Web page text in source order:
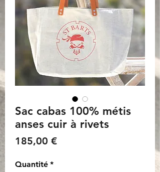
Sac cabas 100% métis
anses cuir à rivets
185,00 €Prix
Quantité *